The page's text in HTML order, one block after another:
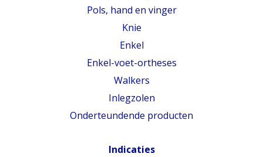
Pols, hand en vinger
Knie
Enkel
Enkel-voet-ortheses
Walkers
Inlegzolen
Onderteundende producten
Indicaties